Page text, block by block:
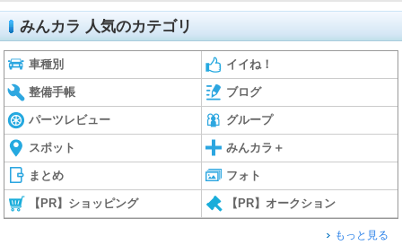
みんカラ 人気のカテゴリ
車種別 イイね！
整備手帳 ブログ
パーツレビュー グループ
スポット みんカラ＋
まとめ フォト
【PR】ショッピング 【PR】オークション
もっと見る